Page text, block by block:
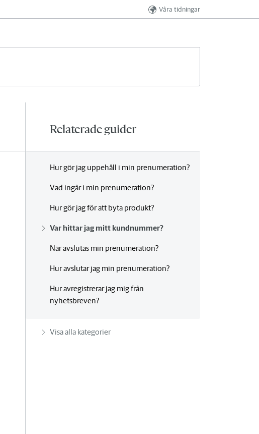
Våra tidningar
Relaterade guider
Hur gör jag uppehåll i min prenumeration?
Vad ingår i min prenumeration?
Hur gör jag för att byta produkt?
Var hittar jag mitt kundnummer?
När avslutas min prenumeration?
Hur avslutar jag min prenumeration?
Hur avregistrerar jag mig från
nyhetsbreven?
Visa alla kategorier